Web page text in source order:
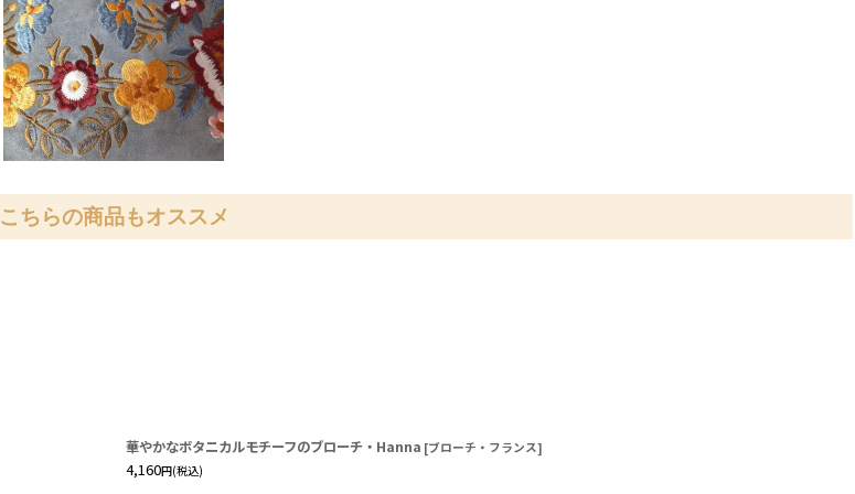
こちらの商品もオススメ
華やかなボタニカルモチーフのブローチ・Hanna [ブローチ・フランス]
4,160円(税込)